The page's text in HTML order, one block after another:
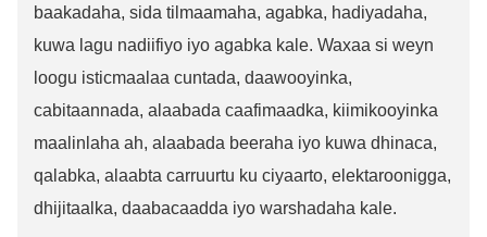
baakadaha, sida tilmaamaha, agabka, hadiyadaha,
kuwa lagu nadiifiyo iyo agabka kale. Waxaa si weyn
loogu isticmaalaa cuntada, daawooyinka,
cabitaannada, alaabada caafimaadka, kiimikooyinka
maalinlaha ah, alaabada beeraha iyo kuwa dhinaca,
qalabka, alaabta carruurtu ku ciyaarto, elektaroonigga,
dhijitaalka, daabacaadda iyo warshadaha kale.